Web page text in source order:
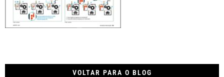
VOLTAR PARA O BLOG